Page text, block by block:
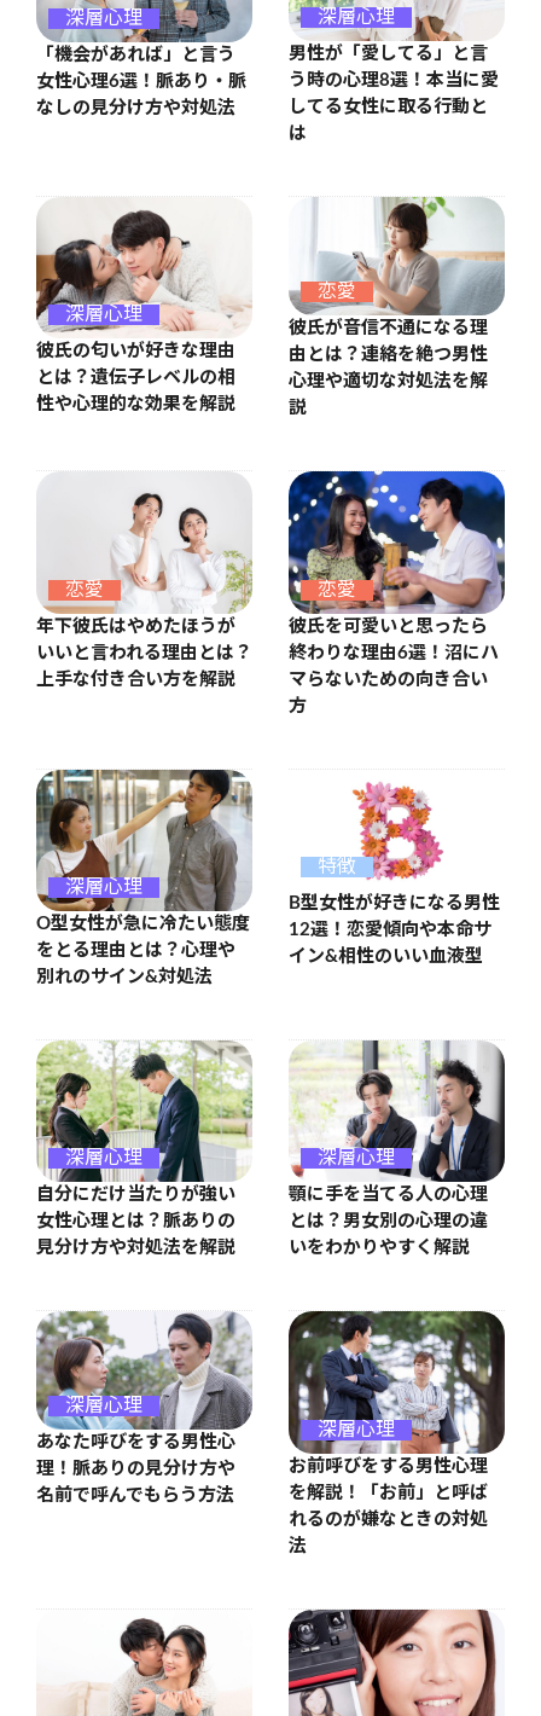
深層心理
「機会があれば」と言う
女性心理6選！脈あり・脈
なしの見分け方や対処法
深層心理
男性が「愛してる」と言
う時の心理8選！本当に愛
してる女性に取る行動と
は
深層心理
彼氏の匂いが好きな理由
とは？遺伝子レベルの相
性や心理的な効果を解説
恋愛
彼氏が音信不通になる理
由とは？連絡を絶つ男性
心理や適切な対処法を解
説
恋愛
年下彼氏はやめたほうが
いいと言われる理由とは？
上手な付き合い方を解説
恋愛
彼氏を可愛いと思ったら
終わりな理由6選！沼にハ
マらないための向き合い
方
深層心理
O型女性が急に冷たい態度
をとる理由とは？心理や
別れのサイン&対処法
特徴
B型女性が好きになる男性
12選！恋愛傾向や本命サ
イン&相性のいい血液型
深層心理
自分にだけ当たりが強い
女性心理とは？脈ありの
見分け方や対処法を解説
深層心理
顎に手を当てる人の心理
とは？男女別の心理の違
いをわかりやすく解説
深層心理
あなた呼びをする男性心
理！脈ありの見分け方や
名前で呼んでもらう方法
深層心理
お前呼びをする男性心理
を解説！「お前」と呼ば
れるのが嫌なときの対処
法